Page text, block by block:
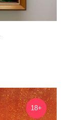
18+